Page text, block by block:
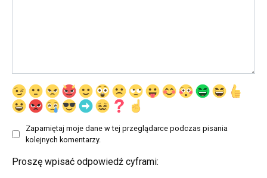
Zapamiętaj moje dane w tej przeglądarce podczas pisania
kolejnych komentarzy.
Proszę wpisać odpowiedź cyframi: